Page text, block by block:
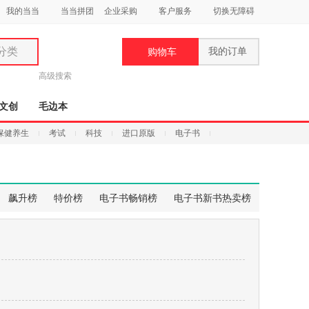
我的当当 当当拼团 企业采购 客户服务 切换无障碍
类
高级搜索
购物车 我的订单
创 毛边本
健养生 考试 科技 进口原版 电子书
飙升榜 特价榜 电子书畅销榜 电子书新书热卖榜